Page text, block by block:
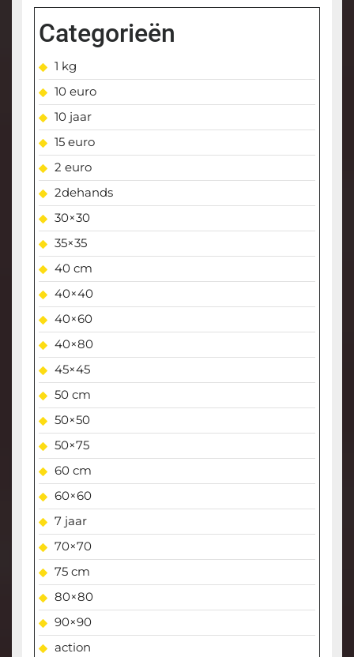
Categorieën
1 kg
10 euro
10 jaar
15 euro
2 euro
2dehands
30×30
35×35
40 cm
40×40
40×60
40×80
45×45
50 cm
50×50
50×75
60 cm
60×60
7 jaar
70×70
75 cm
80×80
90×90
action